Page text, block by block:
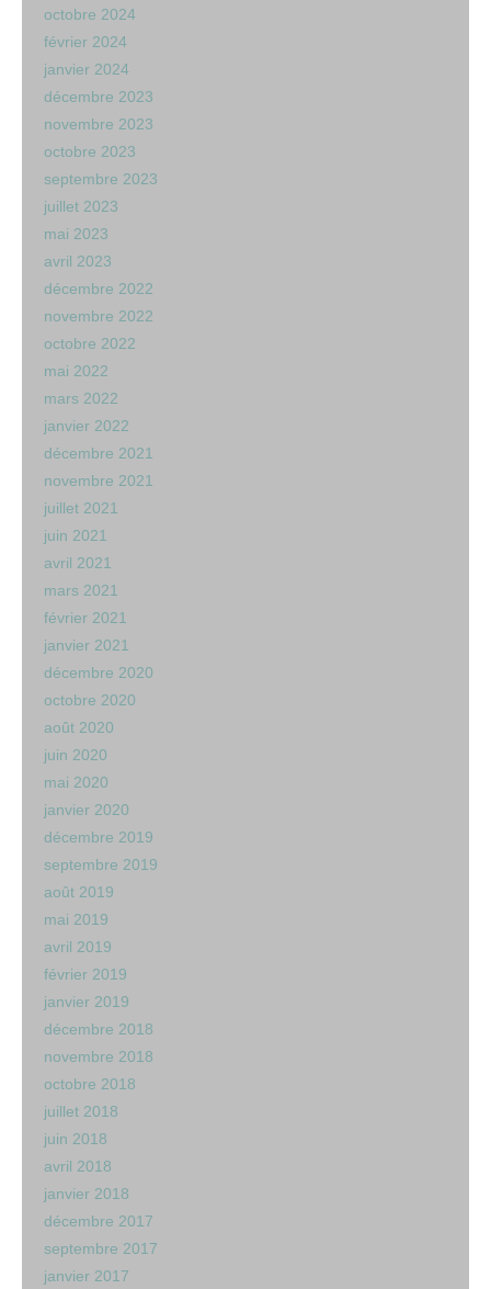
octobre 2024
février 2024
janvier 2024
décembre 2023
novembre 2023
octobre 2023
septembre 2023
juillet 2023
mai 2023
avril 2023
décembre 2022
novembre 2022
octobre 2022
mai 2022
mars 2022
janvier 2022
décembre 2021
novembre 2021
juillet 2021
juin 2021
avril 2021
mars 2021
février 2021
janvier 2021
décembre 2020
octobre 2020
août 2020
juin 2020
mai 2020
janvier 2020
décembre 2019
septembre 2019
août 2019
mai 2019
avril 2019
février 2019
janvier 2019
décembre 2018
novembre 2018
octobre 2018
juillet 2018
juin 2018
avril 2018
janvier 2018
décembre 2017
septembre 2017
janvier 2017